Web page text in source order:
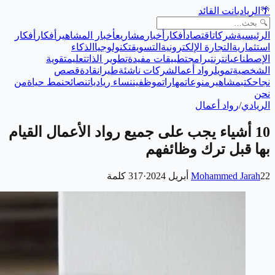
🌴 الرياديانت القائد
الرئيسيةشركاتاقتصاد أفكار أخبار مشاريعأخبار المشاهير أفكار أفكار
استثمارية التجارة الإلكترونية التسويقتكنولوجيا الذكاء
الإصطناعيانترنتبرامجتطبيقات مفيدةتطوير الذاتتعليمتقوية
الشخصيةتمويلرواد أعمالشركات ناشئةطيرانقادةقصص
نجاحكتبمشاهير منوعاتمهاراتموظفيننساء ريادياتنصائحنمط حياةمن
نحن
الريادي/رواد أعمال
10 أشياء يجب على جميع رواد الأعمال القيام
بها قبل ترك وظائفهم
Mohammed Jarah22 أبريل 2024 ·
317 كلمة